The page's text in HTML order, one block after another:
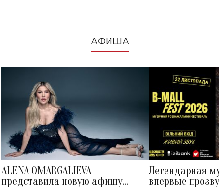
АФИША
ALENA OMARGALIEVA
представила новую афишу
Легендарная
впервые